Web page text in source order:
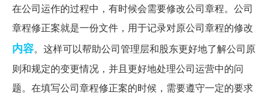
在公司运作的过程中，有时候会需要修改公司章程。公司
章程修正案就是一份文件，用于记录对原公司章程的修改
内容。这样可以帮助公司管理层和股东更好地了解公司原
则和规定的变更情况，并且更好地处理公司运营中的问
题。在填写公司章程修正案的时候，需要遵守一定的要求